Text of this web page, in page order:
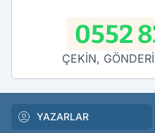
0552
ÇEKİN,
YAZARLAR